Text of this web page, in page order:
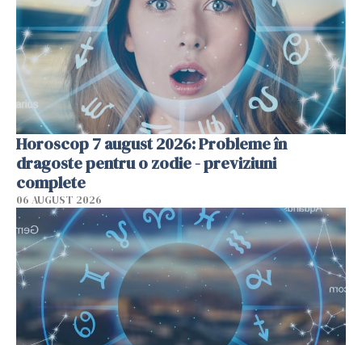
Horoscop 7 august 2026: Probleme în
dragoste pentru o zodie - previziuni
complete
06 AUGUST 2026